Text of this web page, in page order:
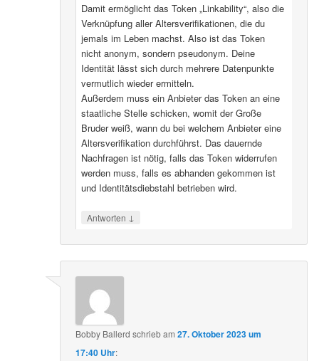
Damit ermöglicht das Token „Linkability“, also die
Verknüpfung aller Altersverifikationen, die du
jemals im Leben machst. Also ist das Token
nicht anonym, sondern pseudonym. Deine
Identität lässt sich durch mehrere Datenpunkte
vermutlich wieder ermitteln.
Außerdem muss ein Anbieter das Token an eine
staatliche Stelle schicken, womit der Große
Bruder weiß, wann du bei welchem Anbieter eine
Altersverifikation durchführst. Das dauernde
Nachfragen ist nötig, falls das Token widerrufen
werden muss, falls es abhanden gekommen ist
und Identitätsdiebstahl betrieben wird.
Antworten ↓
Bobby Ballerd schriebam27. Oktober 2023 um
17:40 Uhr: